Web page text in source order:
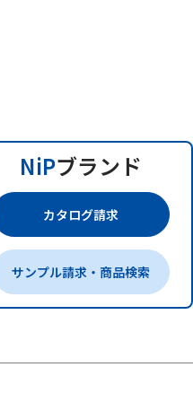
NiPブランド
カタログ請求
サンプル請求・商品検索